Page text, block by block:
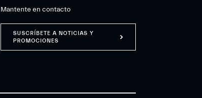
Mantente en contacto
SUSCRÍBETE A NOTICIAS Y
PROMOCIONES